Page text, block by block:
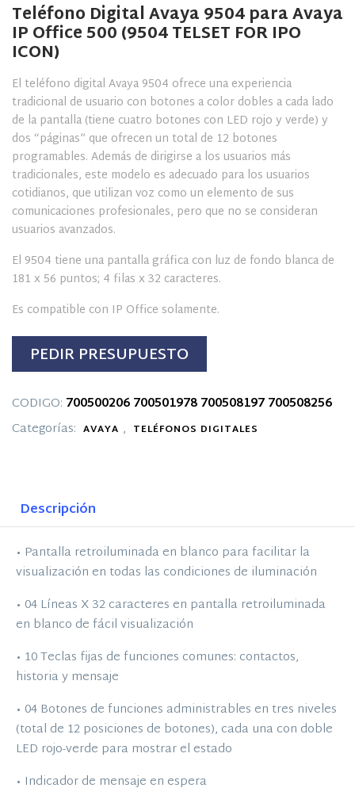
Teléfono Digital Avaya 9504 para Avaya
IP Office 500 (9504 TELSET FOR IPO
ICON)
El teléfono digital Avaya 9504 ofrece una experiencia
tradicional de usuario con botones a color dobles a cada lado
de la pantalla (tiene cuatro botones con LED rojo y verde) y
dos “páginas” que ofrecen un total de 12 botones
programables. Además de dirigirse a los usuarios más
tradicionales, este modelo es adecuado para los usuarios
cotidianos, que utilizan voz como un elemento de sus
comunicaciones profesionales, pero que no se consideran
usuarios avanzados.
El 9504 tiene una pantalla gráfica con luz de fondo blanca de
181 x 56 puntos; 4 filas x 32 caracteres.
Es compatible con IP Office solamente.
PEDIR PRESUPUESTO
CODIGO: 700500206700501978700508197700508256
Categorías: AVAYA , TELÉFONOS DIGITALES
Descripción
• Pantalla retroiluminada en blanco para facilitar la
visualización en todas las condiciones de iluminación
• 04 Líneas X 32 caracteres en pantalla retroiluminada
en blanco de fácil visualización
• 10 Teclas fijas de funciones comunes: contactos,
historia y mensaje
• 04 Botones de funciones administrables en tres niveles
(total de 12 posiciones de botones), cada una con doble
LED rojo-verde para mostrar el estado
• Indicador de mensaje en espera